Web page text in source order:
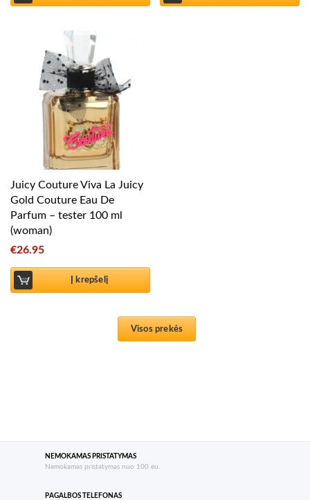
Juicy Couture Viva La Juicy
Gold Couture Eau De
Parfum – tester 100 ml
(woman)
€26.95
Į krepšelį
Visos prekės
NEMOKAMAS PRISTATYMAS
Nemokamas pristatymas nuo 100 eu.
PAGALBOS TELEFONAS